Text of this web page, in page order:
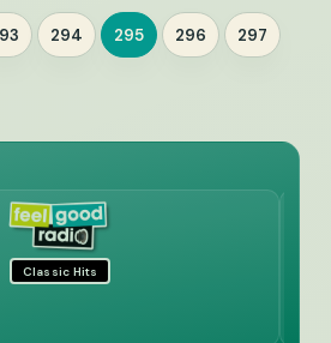
Berichten
paginering
Pagina Pagina
294 Pagina
295 Pagina
296 Pagina
297
Classic Hits